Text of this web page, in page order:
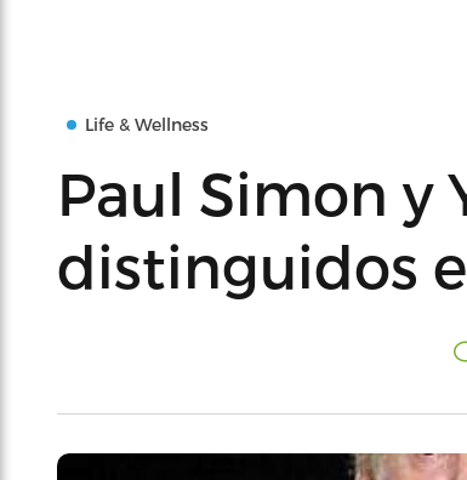
Life & Wellness
Paul Simon y
distinguidos